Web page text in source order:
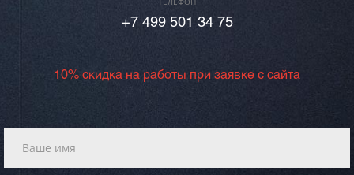
+7 499 501 34 75
10% скидка на работы при заявке с сайта